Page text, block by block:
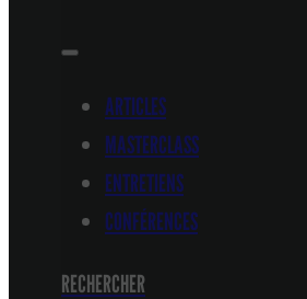
ARTICLES
MASTERCLASS
ENTRETIENS
CONFÉRENCES
RECHERCHER